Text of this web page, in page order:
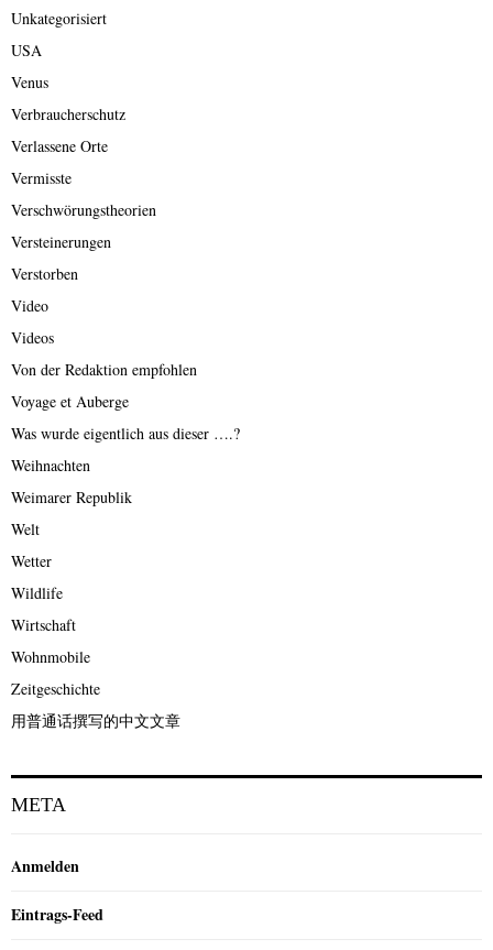
Unkategorisiert
USA
Venus
Verbraucherschutz
Verlassene Orte
Vermisste
Verschwörungstheorien
Versteinerungen
Verstorben
Video
Videos
Von der Redaktion empfohlen
Voyage et Auberge
Was wurde eigentlich aus dieser ….?
Weihnachten
Weimarer Republik
Welt
Wetter
Wildlife
Wirtschaft
Wohnmobile
Zeitgeschichte
用普通话撰写的中文文章
META
Anmelden
Eintrags-Feed